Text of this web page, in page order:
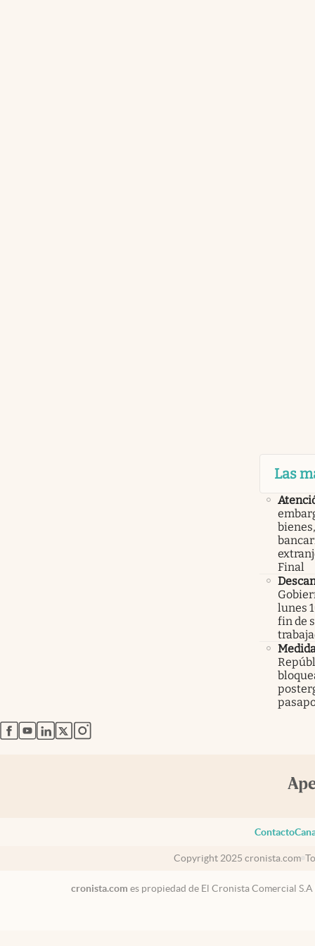
Las
Final
lunes
fin de
abre en nueva pestaña
abre en nueva pestaña
abre en nueva pestaña
abre en nueva pestaña
abre en nueva pestaña
Contacto
Copyright 2025 cronista.com
cronista.com es propiedad de El Cronista Comercial